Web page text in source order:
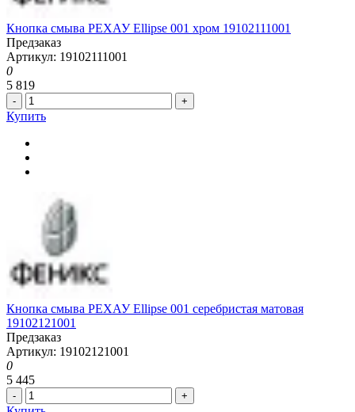
Кнопка смыва РЕХАУ Ellipse 001 хром 19102111001
Предзаказ
Артикул: 19102111001
0
5 819
- +
Купить
Кнопка смыва РЕХАУ Ellipse 001 серебристая матовая
19102121001
Предзаказ
Артикул: 19102121001
0
5 445
- +